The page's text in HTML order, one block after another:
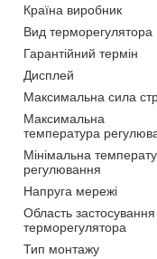
Країна виробник
Вид терморегулятора
Гарантійний термін
Дисплей
Максимальна сила
Максимальна
температура
Мінімальна
регулювання
Напруга мережі
Область застосування
терморегулятора
Тип монтажу